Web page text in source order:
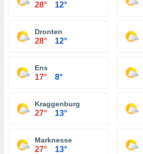
28° 12°
Dronten
28° 12°
Ens
17° 8°
Kraggenburg
27° 13°
Marknesse
27° 13°